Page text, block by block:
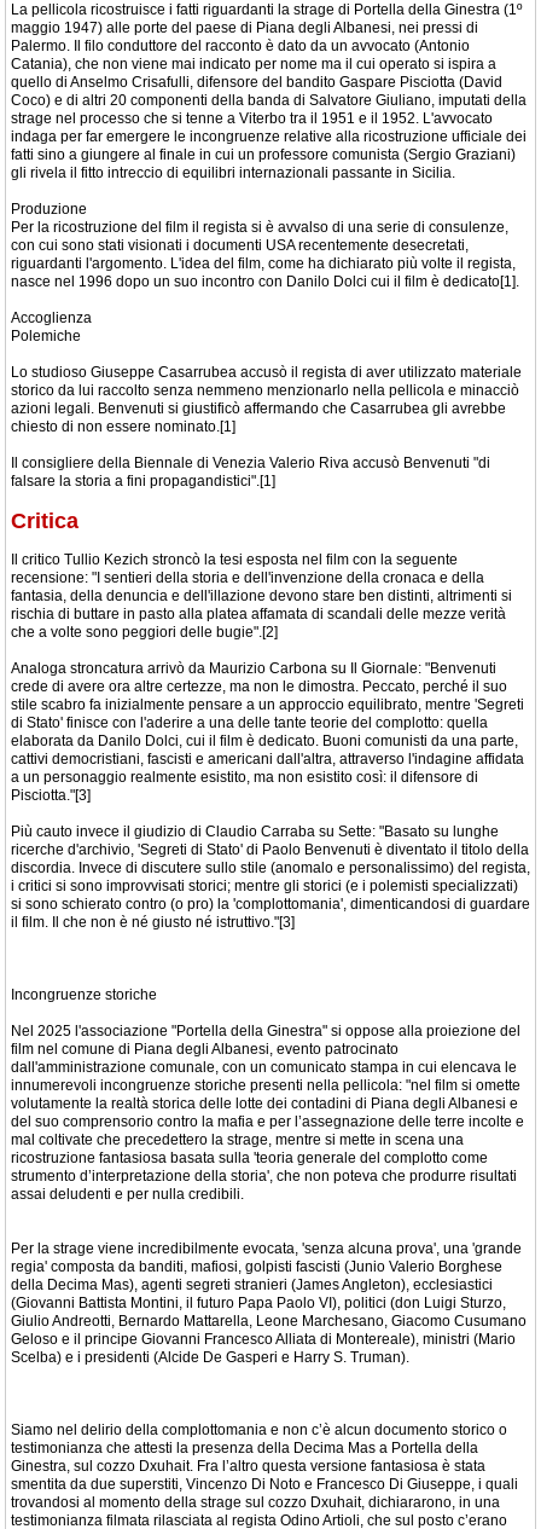
La pellicola ricostruisce i fatti riguardanti la strage di Portella della Ginestra (1º
maggio 1947) alle porte del paese di Piana degli Albanesi, nei pressi di
Palermo. Il filo conduttore del racconto è dato da un avvocato (Antonio
Catania), che non viene mai indicato per nome ma il cui operato si ispira a
quello di Anselmo Crisafulli, difensore del bandito Gaspare Pisciotta (David
Coco) e di altri 20 componenti della banda di Salvatore Giuliano, imputati della
strage nel processo che si tenne a Viterbo tra il 1951 e il 1952. L'avvocato
indaga per far emergere le incongruenze relative alla ricostruzione ufficiale dei
fatti sino a giungere al finale in cui un professore comunista (Sergio Graziani)
gli rivela il fitto intreccio di equilibri internazionali passante in Sicilia.
Produzione
Per la ricostruzione del film il regista si è avvalso di una serie di consulenze,
con cui sono stati visionati i documenti USA recentemente desecretati,
riguardanti l'argomento. L'idea del film, come ha dichiarato più volte il regista,
nasce nel 1996 dopo un suo incontro con Danilo Dolci cui il film è dedicato[1].
Accoglienza
Polemiche
Lo studioso Giuseppe Casarrubea accusò il regista di aver utilizzato materiale
storico da lui raccolto senza nemmeno menzionarlo nella pellicola e minacciò
azioni legali. Benvenuti si giustificò affermando che Casarrubea gli avrebbe
chiesto di non essere nominato.[1]
Il consigliere della Biennale di Venezia Valerio Riva accusò Benvenuti "di
falsare la storia a fini propagandistici".[1]
Critica
Il critico Tullio Kezich stroncò la tesi esposta nel film con la seguente
recensione: "I sentieri della storia e dell'invenzione della cronaca e della
fantasia, della denuncia e dell'illazione devono stare ben distinti, altrimenti si
rischia di buttare in pasto alla platea affamata di scandali delle mezze verità
che a volte sono peggiori delle bugie".[2]
Analoga stroncatura arrivò da Maurizio Carbona su Il Giornale: "Benvenuti
crede di avere ora altre certezze, ma non le dimostra. Peccato, perché il suo
stile scabro fa inizialmente pensare a un approccio equilibrato, mentre 'Segreti
di Stato' finisce con l'aderire a una delle tante teorie del complotto: quella
elaborata da Danilo Dolci, cui il film è dedicato. Buoni comunisti da una parte,
cattivi democristiani, fascisti e americani dall'altra, attraverso l'indagine affidata
a un personaggio realmente esistito, ma non esistito così: il difensore di
Pisciotta."[3]
Più cauto invece il giudizio di Claudio Carraba su Sette: "Basato su lunghe
ricerche d'archivio, 'Segreti di Stato' di Paolo Benvenuti è diventato il titolo della
discordia. Invece di discutere sullo stile (anomalo e personalissimo) del regista,
i critici si sono improvvisati storici; mentre gli storici (e i polemisti specializzati)
si sono schierato contro (o pro) la 'complottomania', dimenticandosi di guardare
il film. Il che non è né giusto né istruttivo."[3]
Incongruenze storiche
Nel 2025 l'associazione "Portella della Ginestra" si oppose alla proiezione del
film nel comune di Piana degli Albanesi, evento patrocinato
dall'amministrazione comunale, con un comunicato stampa in cui elencava le
innumerevoli incongruenze storiche presenti nella pellicola: "nel film si omette
volutamente la realtà storica delle lotte dei contadini di Piana degli Albanesi e
del suo comprensorio contro la mafia e per l’assegnazione delle terre incolte e
mal coltivate che precedettero la strage, mentre si mette in scena una
ricostruzione fantasiosa basata sulla 'teoria generale del complotto come
strumento d’interpretazione della storia', che non poteva che produrre risultati
assai deludenti e per nulla credibili.
Per la strage viene incredibilmente evocata, 'senza alcuna prova', una 'grande
regia' composta da banditi, mafiosi, golpisti fascisti (Junio Valerio Borghese
della Decima Mas), agenti segreti stranieri (James Angleton), ecclesiastici
(Giovanni Battista Montini, il futuro Papa Paolo VI), politici (don Luigi Sturzo,
Giulio Andreotti, Bernardo Mattarella, Leone Marchesano, Giacomo Cusumano
Geloso e il principe Giovanni Francesco Alliata di Montereale), ministri (Mario
Scelba) e i presidenti (Alcide De Gasperi e Harry S. Truman).
Siamo nel delirio della complottomania e non c’è alcun documento storico o
testimonianza che attesti la presenza della Decima Mas a Portella della
Ginestra, sul cozzo Dxuhait. Fra l’altro questa versione fantasiosa è stata
smentita da due superstiti, Vincenzo Di Noto e Francesco Di Giuseppe, i quali
trovandosi al momento della strage sul cozzo Dxuhait, dichiararono, in una
testimonianza filmata rilasciata al regista Odino Artioli, che sul posto c’erano